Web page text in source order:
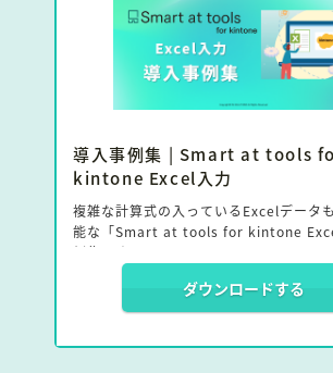
導入事例集 | Smart at tools
kintone Excel入力
複雑な計算式の入っているExcelデータ
能な「Smart at tools for kintone
例集です。
Excelとkintoneが共存することによって
な効果があるのかをまとめましました。
ダウンロードする